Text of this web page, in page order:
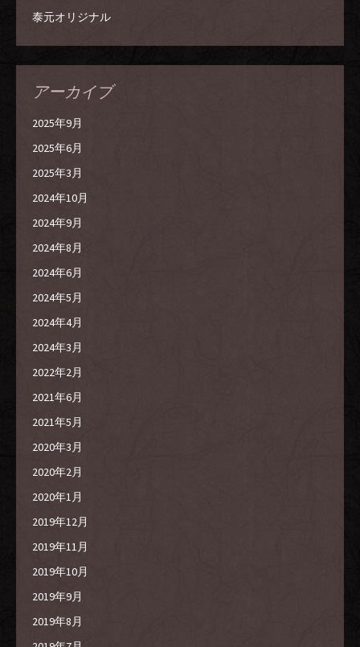
泰元オリジナル
アーカイブ
2025年9月
2025年6月
2025年3月
2024年10月
2024年9月
2024年8月
2024年6月
2024年5月
2024年4月
2024年3月
2022年2月
2021年6月
2021年5月
2020年3月
2020年2月
2020年1月
2019年12月
2019年11月
2019年10月
2019年9月
2019年8月